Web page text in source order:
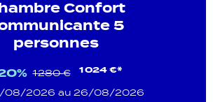
Confort
5
personnes
1 280 € 1 024 €*
08/2026 au 26/08/2026